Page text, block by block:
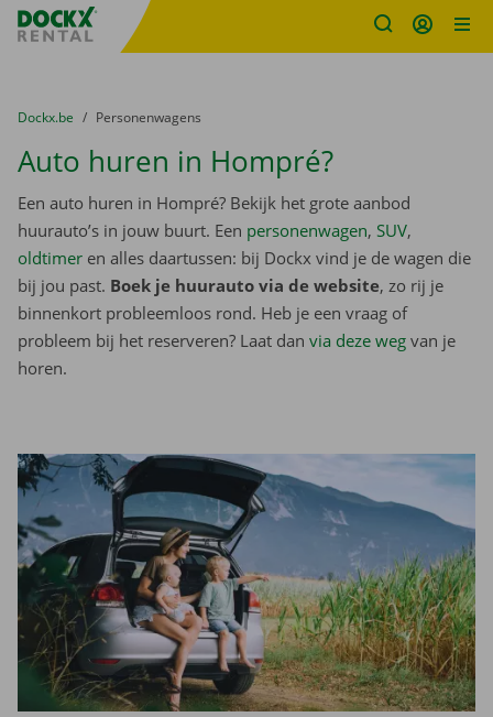
Fratello DEMO
U bevindt zich hier:
van
Dockx.be naar
Personenwagens
Auto huren in Hompré?
Een auto huren in Hompré? Bekijk het grote aanbod
huurauto’s in jouw buurt. Een personenwagen, SUV,
oldtimer en alles daartussen: bij Dockx vind je de wagen die
bij jou past. Boek je huurauto via de website, zo rij je
binnenkort probleemloos rond. Heb je een vraag of
probleem bij het reserveren? Laat dan via deze weg van je
horen.